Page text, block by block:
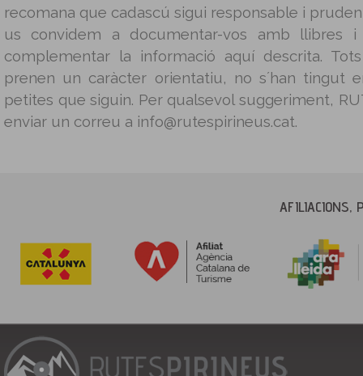
recomana que cadascú sigui responsable i
us convidem a documentar-vos amb llibres i
complementar la informació aquí descrita.
prenen un caràcter orientatiu, no s´han tingut
petites que siguin. Per qualsevol suggeriment,
enviar un correu a info@rutespirineus.cat.
AFILIACIONS,